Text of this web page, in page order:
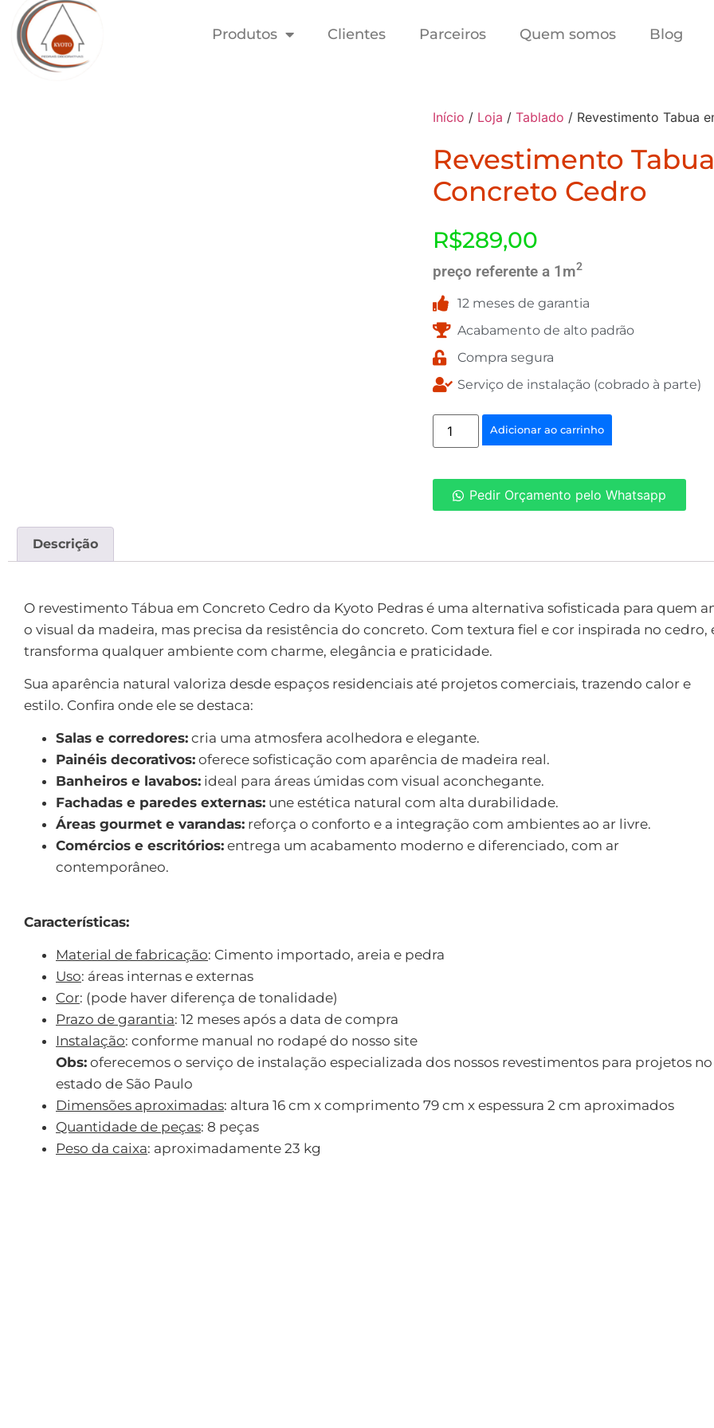
Produtos Clientes Parceiros Quem somos Blog
Início / Loja / Tablado / Revestimento Tabua
Revestimento
Concreto Cedro
R$289,00
preço referente a 1m2
12 meses de garantia
Acabamento de alto padrão
Compra segura
Serviço de instalação (cobrado à parte)
Adicionar ao carrinho
Pedir Orçamento pelo Whatsapp
Descrição
O revestimento Tábua em Concreto Cedro da Kyoto Pedras é uma alternativa sofisticada para quem
o visual da madeira, mas precisa da resistência do concreto. Com textura fiel e cor inspirada no cedro,
transforma qualquer ambiente com charme, elegância e praticidade.
Sua aparência natural valoriza desde espaços residenciais até projetos comerciais, trazendo calor e
estilo. Confira onde ele se destaca:
Salas e corredores: cria uma atmosfera acolhedora e elegante.
Painéis decorativos: oferece sofisticação com aparência de madeira real.
Banheiros e lavabos: ideal para áreas úmidas com visual aconchegante.
Fachadas e paredes externas: une estética natural com alta durabilidade.
Áreas gourmet e varandas: reforça o conforto e a integração com ambientes ao ar livre.
Comércios e escritórios: entrega um acabamento moderno e diferenciado, com ar
contemporâneo.
Características:
Material de fabricação: Cimento importado, areia e pedra
Uso: áreas internas e externas
Cor: (pode haver diferença de tonalidade)
Prazo de garantia: 12 meses após a data de compra
Instalação: conforme manual no rodapé do nosso site
Obs: oferecemos o serviço de instalação especializada dos nossos revestimentos para projetos no
estado de São Paulo
Dimensões aproximadas: altura 16 cm x comprimento 79 cm x espessura 2 cm aproximados
Quantidade de peças: 8 peças
Peso da caixa: aproximadamente 23 kg